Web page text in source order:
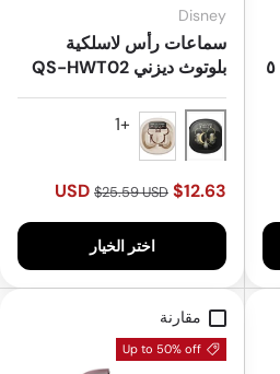
Disney
سماعات رأس لاسلكية
بلوتوث ديزني QS-HWT02
$12.63 USD
$25.59 USD
اختر الخيار
مقارنة
Up to 50% off